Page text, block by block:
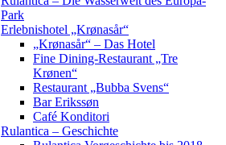
Park
Erlebnishotel „Krønasår“
„Krønasår“ – Das Hotel
Fine Dining-Restaurant „Tre
Krønen“
Restaurant „Bubba Svens“
Bar Erikssøn
Café Konditori
Rulantica – Geschichte